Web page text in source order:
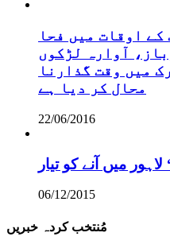
اوقات میں فحا
آوارہ لڑکوں
میں وقت گذارنا
محال کر دیا ہے
22/06/2016
میں آنے کو تیار
06/12/2015
مُنتخب کردہ خبریں